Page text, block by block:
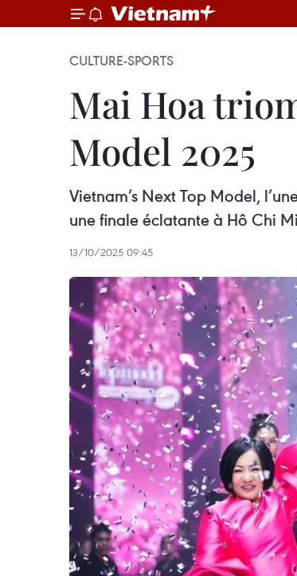
CULTURE-SPORTS
Mai Hoa
Model 2025
Vietnam’s Next Top Model,
une finale éclatante à Hô Chi
13/10/2025 09:45